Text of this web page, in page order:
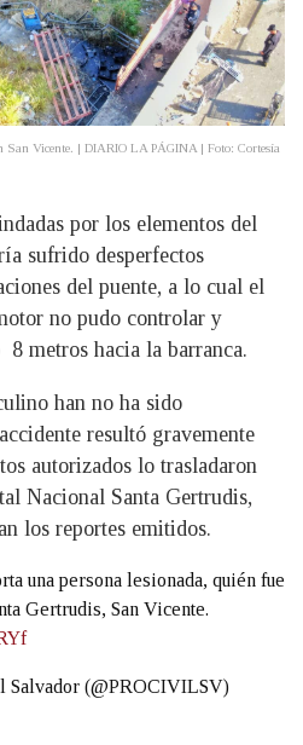
San Vicente. | DIARIO LA PÁGINA | Foto: Cortesía
por los elementos del
sufrido desperfectos
del puente, a lo cual el
no pudo controlar y
metros hacia la barranca.
han no ha sido
resultó gravemente
autorizados lo trasladaron
Nacional Santa Gertrudis,
los reportes emitidos.
una persona lesionada, quién fue
Gertrudis, San Vicente.
(@PROCIVILSV)